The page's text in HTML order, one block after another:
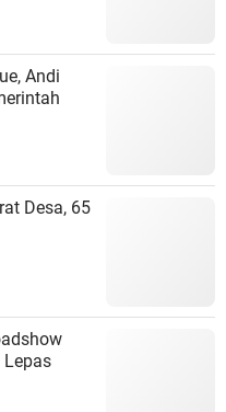
Andi
Desa, 65
Lepas